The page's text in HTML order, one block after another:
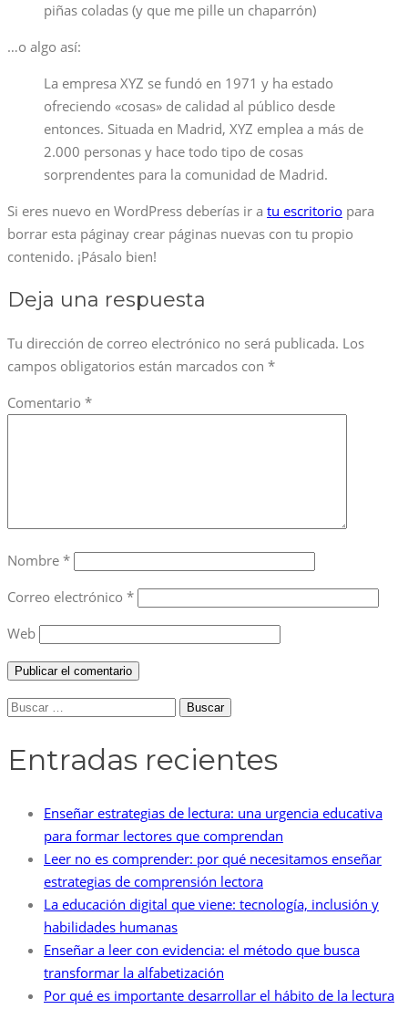
piñas coladas (y que me pille un chaparrón)
…o algo así:
La empresa XYZ se fundó en 1971 y ha estado
ofreciendo «cosas» de calidad al público desde
entonces. Situada en Madrid, XYZ emplea a más de
2.000 personas y hace todo tipo de cosas
sorprendentes para la comunidad de Madrid.
Si eres nuevo en WordPress deberías ir a tu escritorio para
borrar esta páginay crear páginas nuevas con tu propio
contenido. ¡Pásalo bien!
Deja una respuesta
Tu dirección de correo electrónico no será publicada. Los
campos obligatorios están marcados con *
Comentario *
Nombre *
Correo electrónico *
Web
Buscar:
Entradas recientes
Enseñar estrategias de lectura: una urgencia educativa
para formar lectores que comprendan
Leer no es comprender: por qué necesitamos enseñar
estrategias de comprensión lectora
La educación digital que viene: tecnología, inclusión y
habilidades humanas
Enseñar a leer con evidencia: el método que busca
transformar la alfabetización
Por qué es importante desarrollar el hábito de la lectura